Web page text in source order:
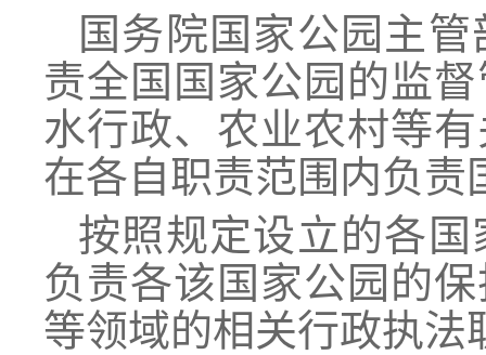
国务院国家公园主
责全国国家公园的监
水行政、农业农村等
在各自职责范围内负责
按照规定设立的各
负责各该国家公园的
等领域的相关行政执法